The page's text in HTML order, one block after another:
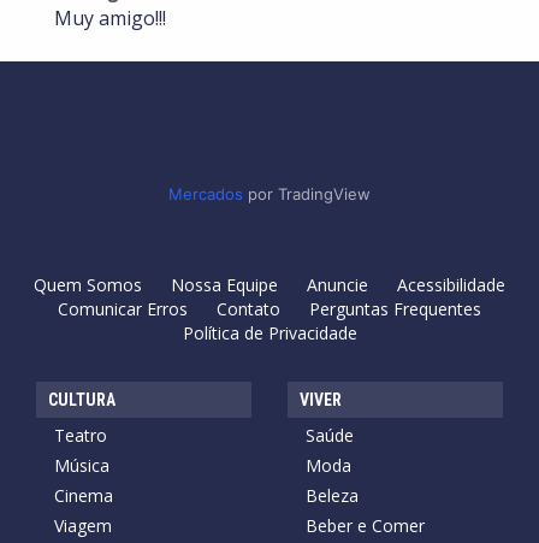
Muy amigo!!!
Mercados por TradingView
Quem Somos Nossa Equipe Anuncie
Acessibilidade
Comunicar Erros
Contato
Perguntas Frequentes
Política de Privacidade
CULTURA
Teatro
Música
Cinema
Viagem
VIVER
Saúde
Moda
Beleza
Beber e Comer